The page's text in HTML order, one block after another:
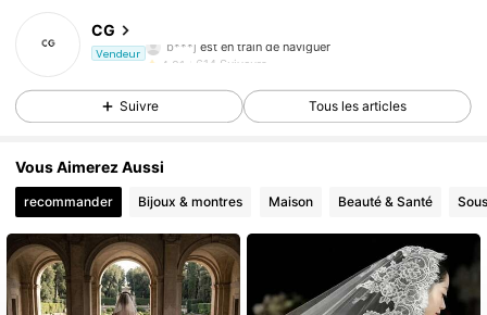
CG
Vendeur
4,81
614 Suiveurs
4,81 614 Suiveurs
4,81 614 Suiveurs
Suivre Tous les articles
Vous Aimerez Aussi
recommander Bijoux & montres Maison Beauté & Santé